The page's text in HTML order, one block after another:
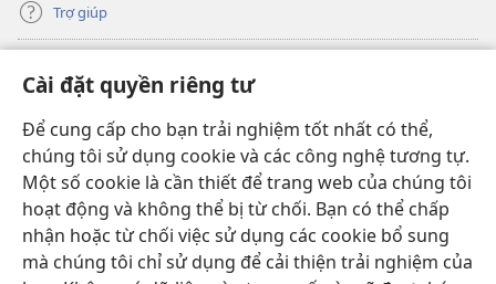
Cài đặt quyền riêng tư
Để cung cấp cho bạn trải nghiệm tốt nhất có thể,
chúng tôi sử dụng cookie và các công nghệ tương tự.
Một số cookie là cần thiết để trang web của chúng tôi
hoạt động và không thể bị từ chối. Bạn có thể chấp
nhận hoặc từ chối việc sử dụng các cookie bổ sung
mà chúng tôi chỉ sử dụng để cải thiện trải nghiệm của
Trợ giúp
(mở
cửa
sổ
mới)
THƯ VIỆN TRỰC TUYẾN Tháp Canh
(mở
cửa
sổ
mới)
JW Hub ®
(mở
cửa
sổ
mới)
JW Library
Thư viện Tháp Canh